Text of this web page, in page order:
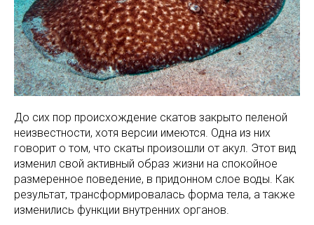
До сих пор происхождение скатов закрыто пеленой
неизвестности, хотя версии имеются. Одна из них
говорит о том, что скаты произошли от акул. Этот вид
изменил свой активный образ жизни на спокойное
размеренное поведение, в придонном слое воды. Как
результат, трансформировалась форма тела, а также
изменились функции внутренних органов.